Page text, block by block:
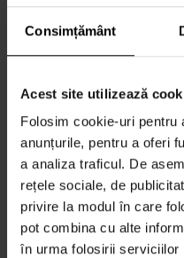
Consimțământ
Acest site utilizează
Folosim cookie-uri pentru
anunțurile, pentru a oferi
a analiza traficul. De
rețele sociale, de
privire la modul în care
pot combina cu alte
în urma folosirii serviciilor
Termeni și condiții
Politica de Confidențialitate
Când voi primi produsele
De ce parfumuri de la noi?
Rezistenta la apa
Ce este un tester de parfum?
Doar parfumuri originale